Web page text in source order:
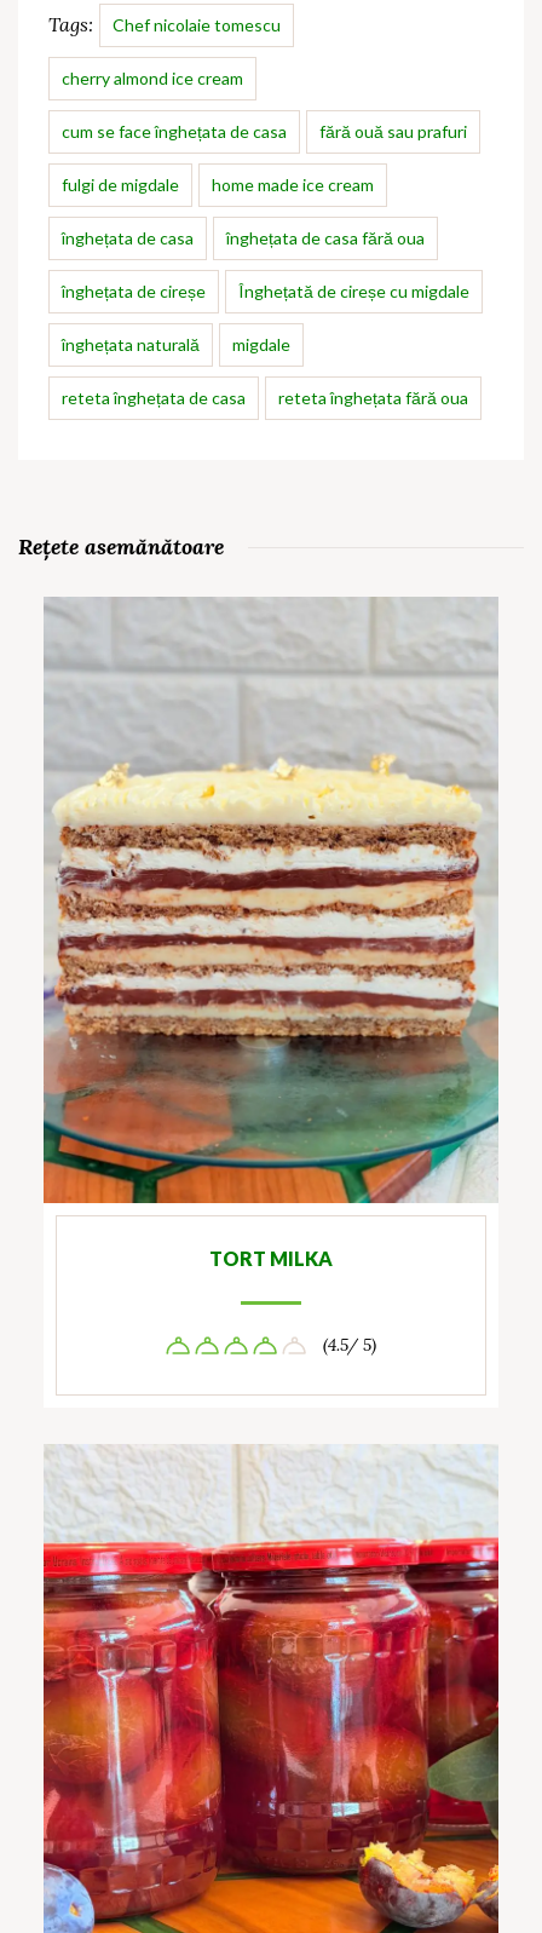
Tags: Chef nicolaie tomescu
cherry almond ice cream
cum se face înghețata de casa fără ouă sau prafuri
fulgi de migdale home made ice cream
înghețata de casa înghețata de casa fără oua
înghețata de cireșe Înghețată de cireșe cu migdale
înghețata naturală migdale
reteta înghețata de casa reteta înghețata fără oua
Rețete asemănătoare
TORT MILKA
(4.5/ 5)